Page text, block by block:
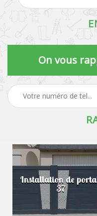
On vous
Installation de
37